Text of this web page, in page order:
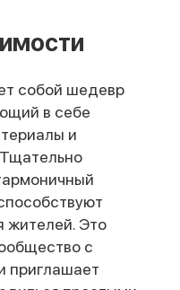
собой шедевр
в себе
и
жителей. Это
с
приглашает